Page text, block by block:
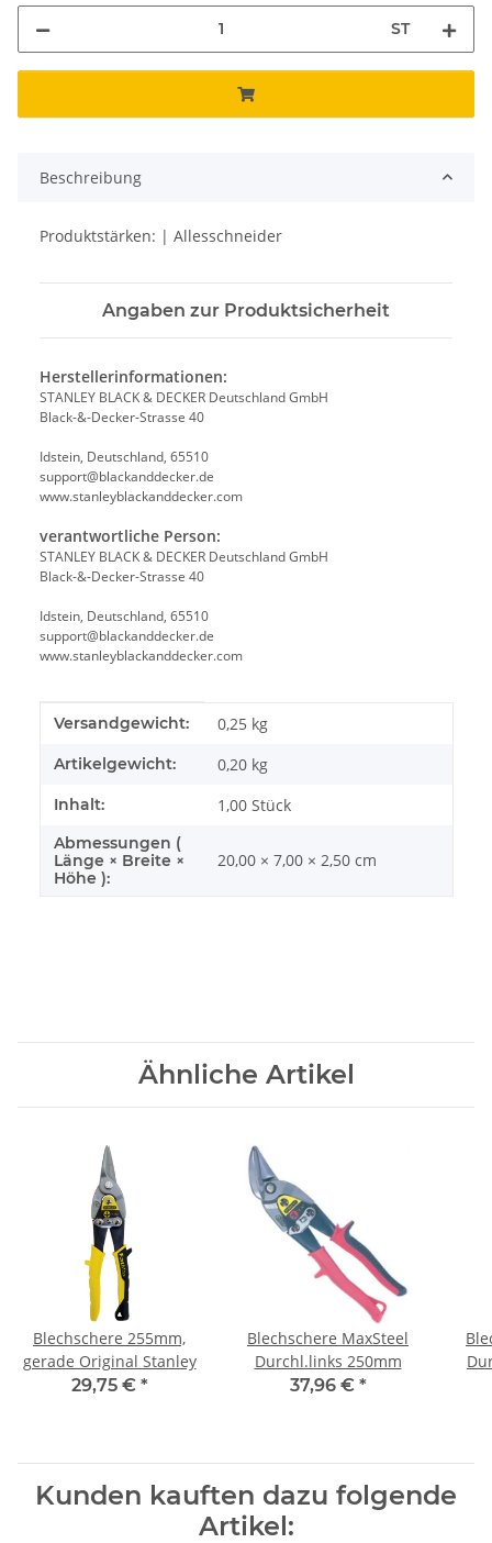
ST
Beschreibung
Produktstärken: | Allesschneider
Angaben zur Produktsicherheit
Herstellerinformationen:
STANLEY BLACK & DECKER Deutschland GmbH
Black-&-Decker-Strasse 40
Idstein, Deutschland, 65510
support@blackanddecker.de
www.stanleyblackanddecker.com
verantwortliche Person:
STANLEY BLACK & DECKER Deutschland GmbH
Black-&-Decker-Strasse 40
Idstein, Deutschland, 65510
support@blackanddecker.de
www.stanleyblackanddecker.com
Produkteigenschaft
Wert
Versandgewicht: 0,25 kg
Artikelgewicht: 0,20 kg
Inhalt: 1,00 Stück
Abmessungen (
Länge × Breite ×
Höhe ):
20,00 × 7,00 × 2,50 cm
Ähnliche Artikel
Blechschere 255mm,
gerade Original Stanley
29,75 € *
Blechschere MaxSteel
Durchl.links 250mm
37,96 € *
Kunden kauften dazu folgende
Artikel: